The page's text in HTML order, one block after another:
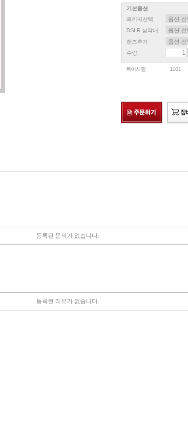
기본옵션
패키지선택
DSLR 삼각대
렌즈추가
수량
특이사항 1101
등록된 문의가 없습니다.
등록된 리뷰가 없습니다.